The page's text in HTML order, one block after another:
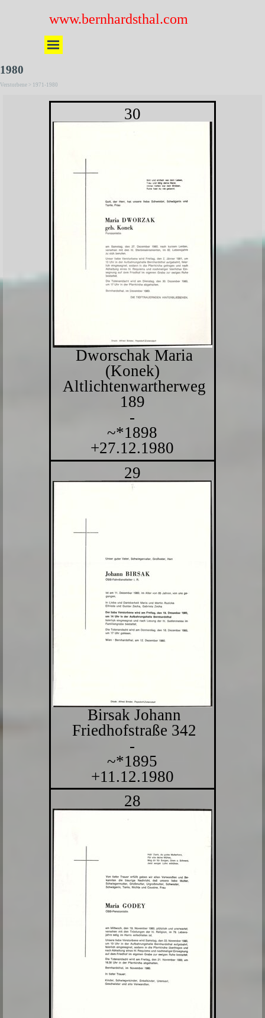
www.bernhardsthal.com
Menü überspringen
1980
Verstorbene > 1971-1980
30
Dworschak Maria
(Konek)
Altlichtenwartherweg
189
-
~*1898
+27.12.1980
29
Birsak Johann
Friedhofstraße 342
-
~*1895
+11.12.1980
28